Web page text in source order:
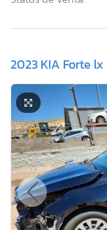
2023 KIA Forte lx